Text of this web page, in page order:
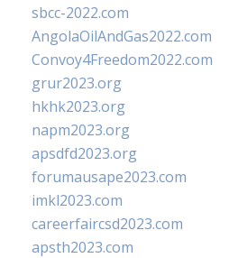
sbcc-2022.com
AngolaOilAndGas2022.com
Convoy4Freedom2022.com
grur2023.org
hkhk2023.org
napm2023.org
apsdfd2023.org
forumausape2023.com
imkl2023.com
careerfaircsd2023.com
apsth2023.com